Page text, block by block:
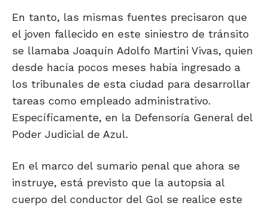
En tanto, las mismas fuentes precisaron que
el joven fallecido en este siniestro de tránsito
se llamaba Joaquín Adolfo Martini Vivas, quien
desde hacía pocos meses había ingresado a
los tribunales de esta ciudad para desarrollar
tareas como empleado administrativo.
Específicamente, en la Defensoría General del
Poder Judicial de Azul.
En el marco del sumario penal que ahora se
instruye, está previsto que la autopsia al
cuerpo del conductor del Gol se realice este